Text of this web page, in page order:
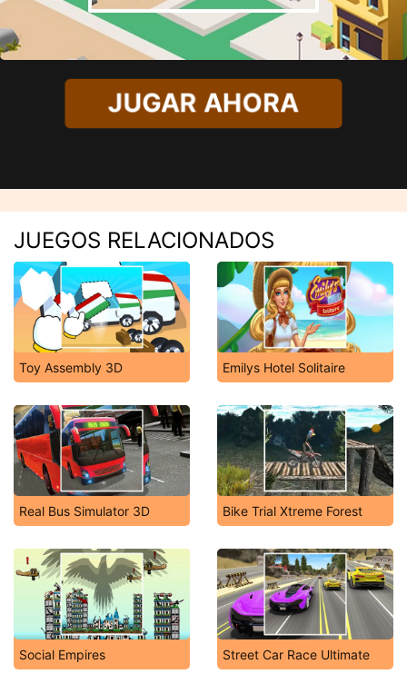
JUGAR AHORA
JUEGOS RELACIONADOS
Toy Assembly 3D Emilys Hotel Solitaire
Real Bus Simulator 3D Bike Trial Xtreme Forest
Social Empires Street Car Race Ultimate